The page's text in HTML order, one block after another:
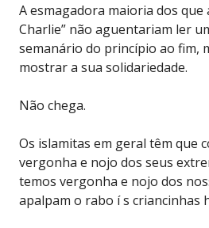
A esmagadora maioria dos que
Charlie” não aguentariam ler
semanário do princípio ao fim,
mostrar a sua solidariedade.
Não chega.
Os islamitas em geral têm que
vergonha e nojo dos seus
temos vergonha e nojo dos
apalpam o rabo í s criancinhas